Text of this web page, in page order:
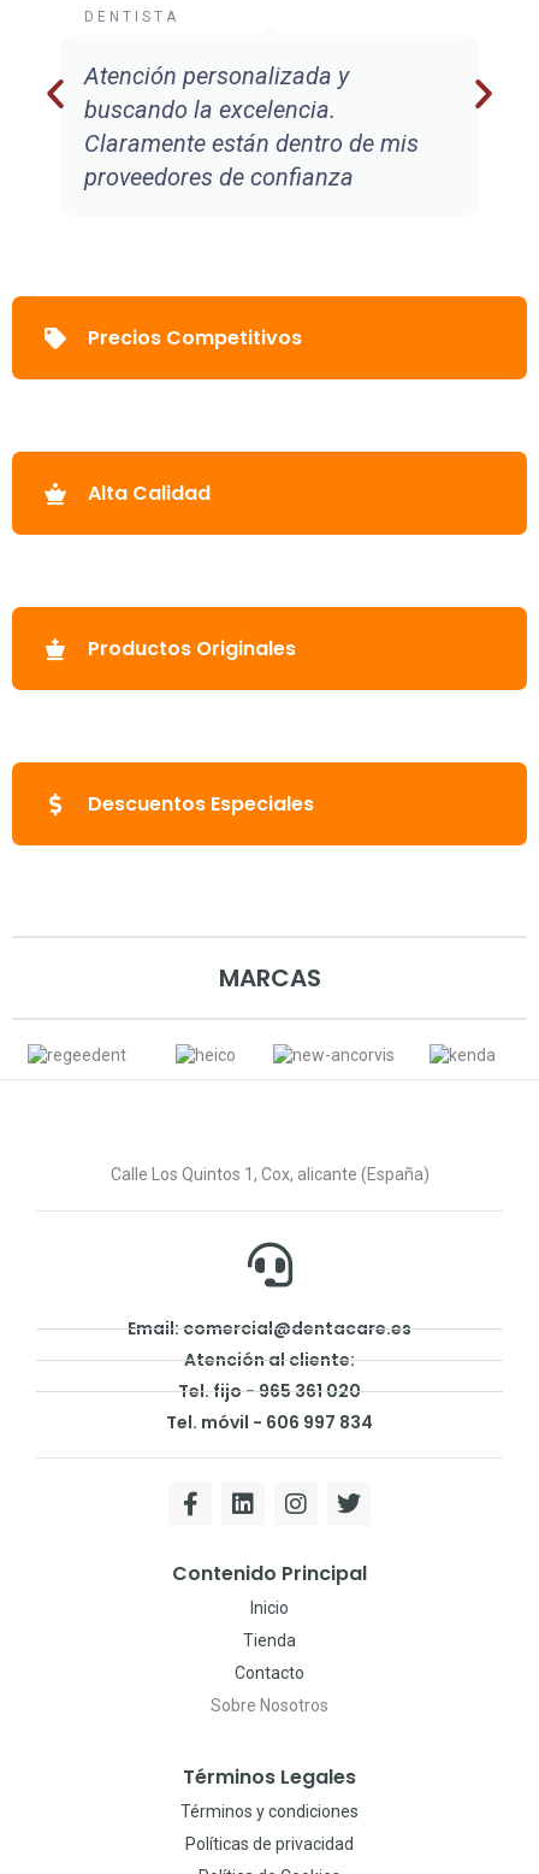
Atención personalizada y
buscando la excelencia.
Claramente están dentro de mis
proveedores de confianza
DENTISTA
Precios Competitivos
Alta Calidad
Productos Originales
Descuentos Especiales
MARCAS
Calle Los Quintos 1, Cox, alicante (España)
Email: comercial@dentacare.es
Atención al cliente:
Tel. fijo - 965 361 020
Tel. móvil - 606 997 834
Contenido Principal
Inicio
Tienda
Contacto
Sobre Nosotros
Términos Legales
Términos y condiciones
Políticas de privacidad